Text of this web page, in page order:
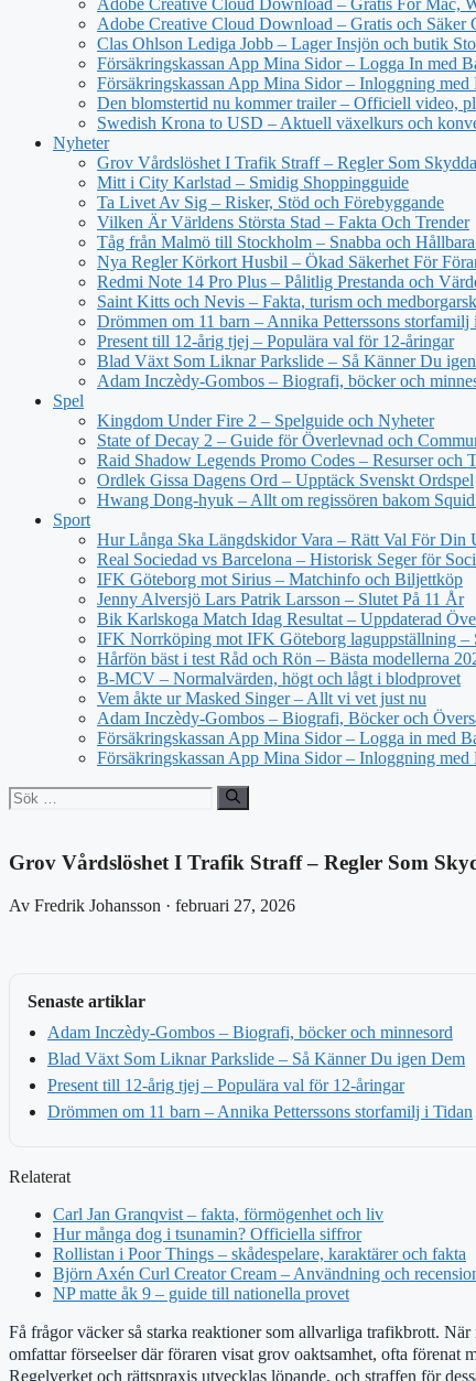
Adobe Creative Cloud Download – Gratis För Mac,
Adobe Creative Cloud Download – Gratis och Säker
Clas Ohlson Lediga Jobb – Lager Insjön och butik
Försäkringskassan App Mina Sidor – Logga In med
Försäkringskassan App Mina Sidor – Inloggning
Den blomstertid nu kommer trailer – Officiell video,
Swedish Krona to USD – Aktuell växelkurs och
Nyheter
Grov Vårdslöshet I Trafik Straff – Regler Som
Mitt i City Karlstad – Smidig Shoppingguide
Ta Livet Av Sig – Risker, Stöd och Förebyggande
Vilken Är Världens Största Stad – Fakta Och Trender
Tåg från Malmö till Stockholm – Snabba och
Nya Regler Körkort Husbil – Ökad Säkerhet För
Redmi Note 14 Pro Plus – Pålitlig Prestanda och
Saint Kitts och Nevis – Fakta, turism och
Drömmen om 11 barn – Annika Petterssons storfamilj
Present till 12-årig tjej – Populära val för 12-åringar
Blad Växt Som Liknar Parkslide – Så Känner Du
Adam Inczèdy-Gombos – Biografi, böcker och
Spel
Kingdom Under Fire 2 – Spelguide och Nyheter
State of Decay 2 – Guide för Överlevnad och
Raid Shadow Legends Promo Codes – Resurser och
Ordlek Gissa Dagens Ord – Upptäck Svenskt Ordspel
Hwang Dong-hyuk – Allt om regissören bakom
Sport
Hur Långa Ska Längdskidor Vara – Rätt Val För Din
Real Sociedad vs Barcelona – Historisk Seger för
IFK Göteborg mot Sirius – Matchinfo och Biljettköp
Jenny Alversjö Lars Patrik Larsson – Slutet På 11 År
Bik Karlskoga Match Idag Resultat – Uppdaterad
IFK Norrköping mot IFK Göteborg laguppställning –
Hårfön bäst i test Råd och Rön – Bästa modellerna
B-MCV – Normalvärden, högt och lågt i blodprovet
Vem åkte ur Masked Singer – Allt vi vet just nu
Adam Inczèdy-Gombos – Biografi, Böcker och
Försäkringskassan App Mina Sidor – Logga in med
Försäkringskassan App Mina Sidor – Inloggning
Sök
efter:
Grov Vårdslöshet I Trafik Straff – Regler Som
Av Fredrik Johansson · februari 27, 2026
Senaste artiklar
Adam Inczèdy-Gombos – Biografi, böcker och minnesord
Blad Växt Som Liknar Parkslide – Så Känner Du igen Dem
Present till 12-årig tjej – Populära val för 12-åringar
Drömmen om 11 barn – Annika Petterssons storfamilj i Tidan
Relaterat
Carl Jan Granqvist – fakta, förmögenhet och liv
Hur många dog i tsunamin? Officiella siffror
Rollistan i Poor Things – skådespelare, karaktärer och fakta
Björn Axén Curl Creator Cream – Användning och
NP matte åk 9 – guide till nationella provet
Få frågor väcker så starka reaktioner som allvarliga trafikbrott.
omfattar förseelser där föraren visat grov oaktsamhet, ofta förenat
Regelverket och rättspraxis utvecklas löpande, och straffen för